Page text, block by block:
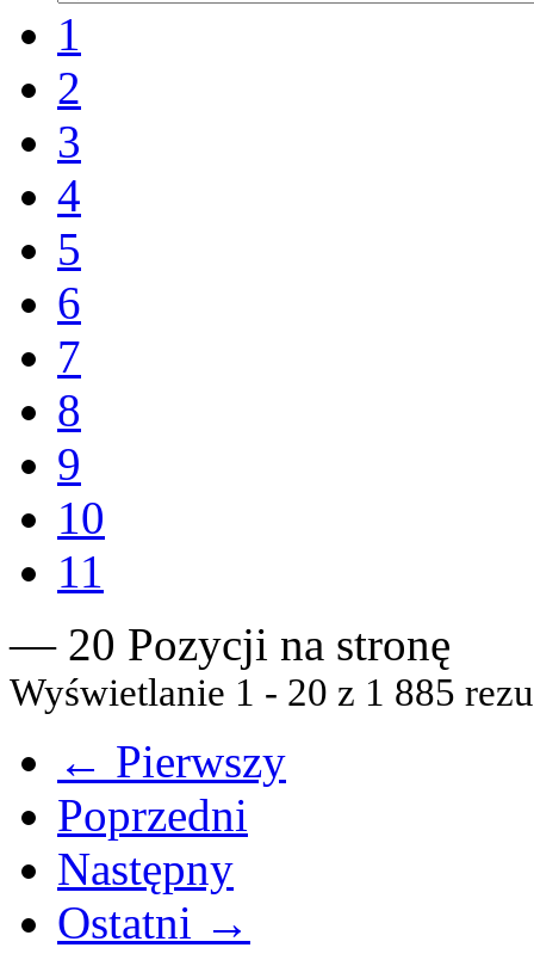
1
2
3
4
5
6
7
8
9
10
11
— 20 Pozycji na stronę
Wyświetlanie 1 - 20 z 1 885
← Pierwszy
Poprzedni
Następny
Ostatni →